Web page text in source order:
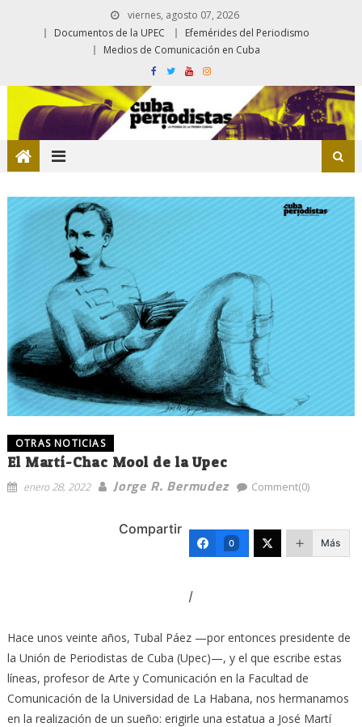
viernes, agosto 07, 2026
Documentos de la UPEC
Efemérides del Periodismo
Medios de Comunicación en Cuba
OTRAS NOTICIAS
El Martí-Chac Mool de la Upec
enero 28, 2022 Jorge R. Bermudez Comment(0)
Compartir
0 Más
I
Hace unos veinte años, Tubal Páez —por entonces presidente de
la Unión de Periodistas de Cuba (Upec)—, y el que escribe estas
líneas, profesor de Arte y Comunicación en la Facultad de
Comunicación de la Universidad de La Habana, nos hermanamos
en la realización de un sueño: erigirle una estatua a José Martí